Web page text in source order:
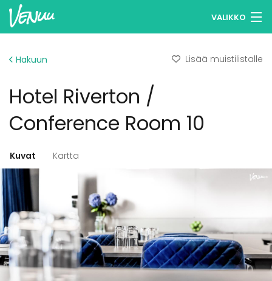
VALIKKO
Kirjaudu
Suomi
Hakuun Lisää muistilistalle
Hotel Riverton /
Conference Room 10
Kuvat Kartta